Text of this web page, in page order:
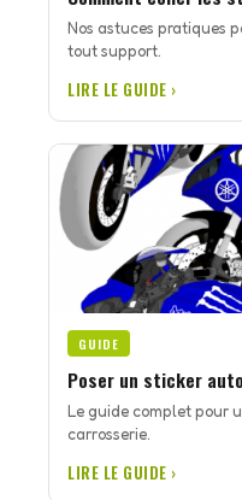
Nos astuces pratiques
tout support.
LIRE LE GUIDE ›
GUIDE
Poser un sticker
Le guide complet pour
carrosserie.
LIRE LE GUIDE ›